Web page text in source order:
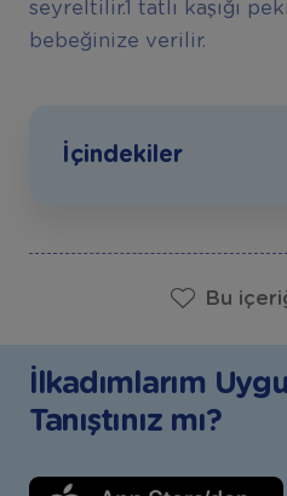
seyreltilir.1 tatlı kaşığı
bebeğinize verilir.
İçindekiler
Bu
İlkadımlarım
Tanıştınız mı?